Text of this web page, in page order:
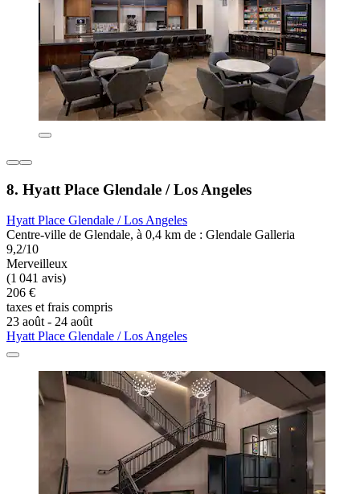
8. Hyatt Place Glendale / Los Angeles
Hyatt Place Glendale / Los Angeles
Centre-ville de Glendale, à 0,4 km de : Glendale Galleria
9,2/10
Merveilleux
(1 041 avis)
206 €
taxes et frais compris
23 août - 24 août
Hyatt Place Glendale / Los Angeles